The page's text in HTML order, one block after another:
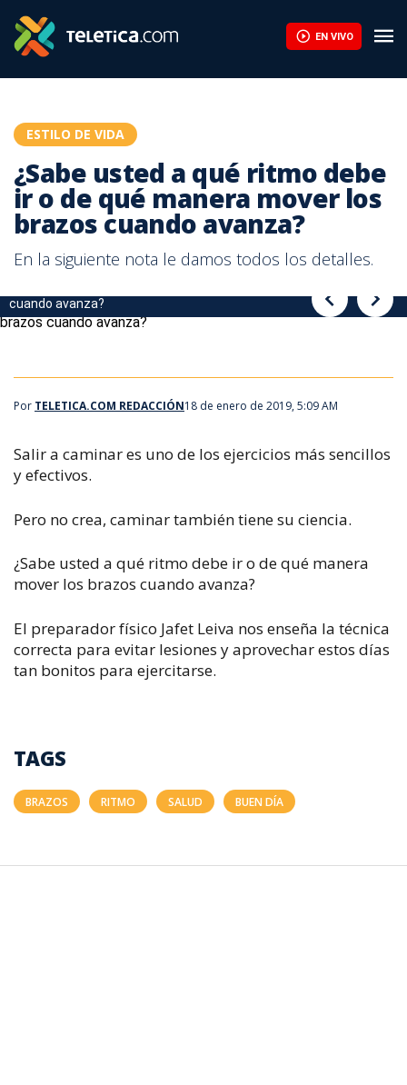
EN VIVO
ESTILO DE VIDA
¿Sabe usted a qué ritmo debe
ir o de qué manera mover los
brazos cuando avanza?
En la siguiente nota le damos todos los detalles.
cuando avanza?
cuando avanza?
Por TELETICA.COM REDACCIÓN18 de enero de 2019, 5:09 AM
Salir a caminar es uno de los ejercicios más sencillos
y efectivos.
Pero no crea, caminar también tiene su ciencia.
¿Sabe usted a qué ritmo debe ir o de qué manera
mover los brazos cuando avanza?
El preparador físico Jafet Leiva nos enseña la técnica
correcta para evitar lesiones y aprovechar estos días
tan bonitos para ejercitarse.
TAGS
BRAZOS RITMO SALUD BUEN DÍA